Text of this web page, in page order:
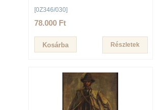
[0Z346/030]
78.000 Ft
Részletek